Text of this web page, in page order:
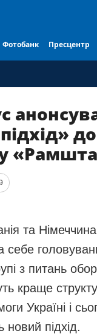
Фотобанк Пресцентр
до
та
себе
з питань
краще
Україні і
новий підхід.